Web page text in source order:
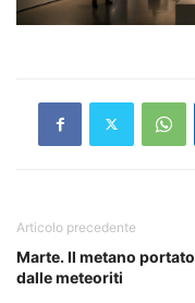
Articolo precedente
Marte. Il metano portato
dalle meteoriti